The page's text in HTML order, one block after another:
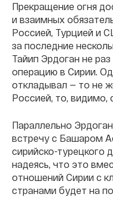
Прекращение огня
и взаимных
Россией, Турцией и
за последние
Тайип Эрдоган не
операцию в Сирии.
откладывал — то не
Россией, то, видимо,
Параллельно
встречу с Башаром
сирийско-турецкого
надеясь, что это
отношений Сирии с
странами будет на